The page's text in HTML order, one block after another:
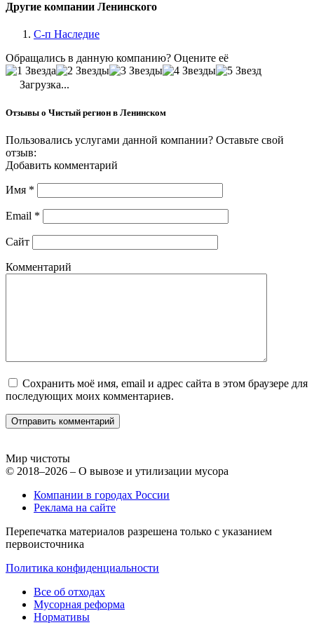
Другие компании Ленинского
С-п Наследие
Обращались в данную компанию? Оцените её
Загрузка...
Отзывы о Чистый регион в Ленинском
Пользовались услугами данной компании? Оставьте свой
отзыв:
Добавить комментарий
Имя *
Email *
Сайт
Комментарий
Сохранить моё имя, email и адрес сайта в этом браузере для
последующих моих комментариев.
Мир чистоты
© 2018–2026 – О вывозе и утилизации мусора
Компании в городах России
Реклама на сайте
Перепечатка материалов разрешена только с указанием
первоисточника
Политика конфиденциальности
Все об отходах
Мусорная реформа
Нормативы